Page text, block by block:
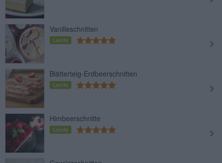
Vanilleschnitten
Leicht
Blätterteig-Erdbeerschnitten
Leicht
Himbeerschnitte
Leicht